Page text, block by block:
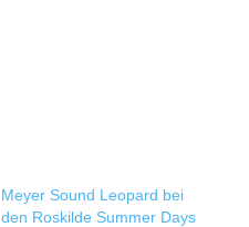
Meyer Sound Leopard bei
den Roskilde Summer Days